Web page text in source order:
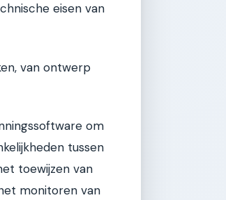
eisen van
van ontwerp
om
tussen
toewijzen van
monitoren van